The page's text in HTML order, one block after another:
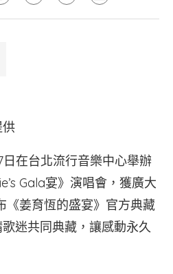
辦單位提供
在台北流行音樂中心舉辦
Gala宴》演唱會，獲廣大
《姜育恆的盛宴》官方典藏
迷共同典藏，讓感動永久